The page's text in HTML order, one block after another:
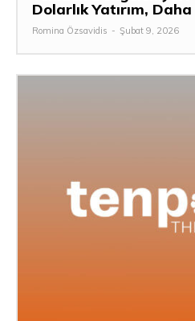
Dolarlık Yatırım,
Romina Özsavidis - Şubat 9, 2026